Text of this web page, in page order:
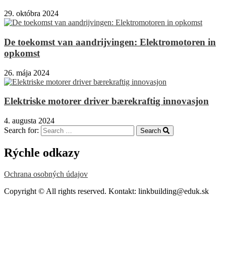
29. októbra 2024
De toekomst van aandrijvingen: Elektromotoren in
opkomst
26. mája 2024
Elektriske motorer driver bærekraftig innovasjon
4. augusta 2024
Search for:
Search
Rýchle odkazy
Ochrana osobných údajov
Copyright © All rights reserved. Kontakt: linkbuilding@eduk.sk